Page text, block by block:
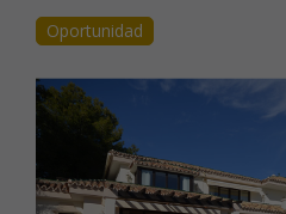
Oportunidad